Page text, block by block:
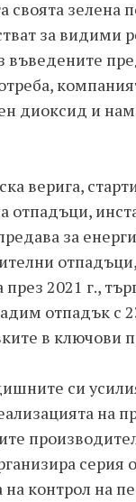
своята зелена
за видими
въведените
диоксид и
верига,
отпадъци,
за
2021 г.,
отпадък с
в ключови
си
на
серия
контрол на